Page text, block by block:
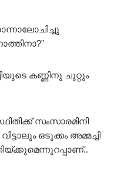
കണ്ണിനു ചുറ്റും
സംസാരമിനി
ഒടുക്കം അമ്മച്ചി